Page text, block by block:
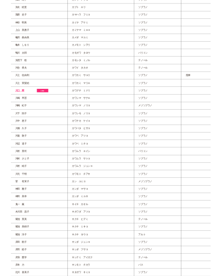
加太 絵里 カブト エリ ソプラノ
蒲原 史子 カマハラ フミコ ソプラノ
神谷 明美 カミヤ アケミ ソプラノ
上山 美惠子 カミヤマ ミエコ ソプラノ
亀田 眞由美 カメダ マユミ ソプラノ
亀本 しをり カメモト シヲリ ソプラノ
鴨川 太郎 カモガワ タロウ バリトン
加茂下 稔 カモシタ ミノル テノール
河合 孝夫 カワイ タカオ テノール
川上 佐由利 カワカミ サユリ ソプラノ 指揮
川上 茉梨絵 カワカミ マリエ ソプラノ
川口 翠 カワグチ ミドリ ソプラノ
川嶋 早苗 カワシマ サナエ ソプラノ
河嶋 紀子 カワシマ ノリコ メゾソプラノ
川下 則子 カワシモ ノリコ ソプラノ
川中 恵子 カワナカ ケイコ ソプラノ
川畑 久子 カワバタ ヒサコ ソプラノ
河邉 敦子 カワベ アツコ ソプラノ
河辺 道子 カワベ ミチコ ソプラノ
川村 英司 カワムラ エイシ バリトン
河村 さと子 カワムラ サトコ ソプラノ
川村 純子 カワムラ ジュンコ ソプラノ
川元 千明 カワモト チアキ ソプラノ
菅 有実子 カン ユミコ メゾソプラノ
神田 雅子 カンダ マサコ ソプラノ
神田 美幸 カンダ ミユキ ソプラノ
鬼一 薫 キイチ カオル ソプラノ
木川田 温子 キカワダ アツコ ソプラノ
菊池 英美 キクチ ヒデミ テノール
菊池 美樹子 キクチ ミキコ ソプラノ
菊池 洋子 キクチ ヨウコ アルト
岸田 順子 キシダ ジュンコ ソプラノ
岸田 総子 キシダ フサコ メゾソプラノ
岸浪 愛学 キシナミ アイガク テノール
岸本 力 キシモト チカラ バス
北川 喜美子 キタガワ キミコ ソプラノ